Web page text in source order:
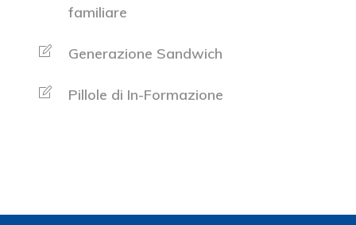
familiare
Generazione Sandwich
Pillole di In-Formazione